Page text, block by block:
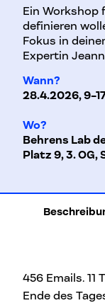
Ein Workshop
definieren
Fokus in
Expertin
Wann?
28.4.2026, 9-
Wo?
Behrens Lab
Platz 9, 3.
456 Emails. 11
Ende des